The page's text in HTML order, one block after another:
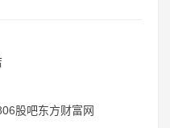
股吧东方财富网